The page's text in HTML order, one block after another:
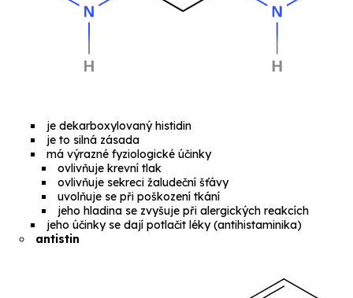
je dekarboxylovaný histidin
je to silná zásada
má výrazné fyziologické účinky
ovlivňuje krevní tlak
ovlivňuje sekreci žaludeční šťávy
uvolňuje se při poškození tkání
jeho hladina se zvyšuje při alergických reakcích
jeho účinky se dají potlačit léky (antihistaminika)
antistin